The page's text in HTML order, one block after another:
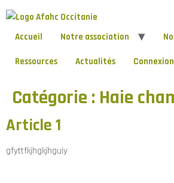
Accueil Notre association
Ressources Actualités Connexion
Catégorie : Haie
Article 1
gfyttfkjhgkjhguiy